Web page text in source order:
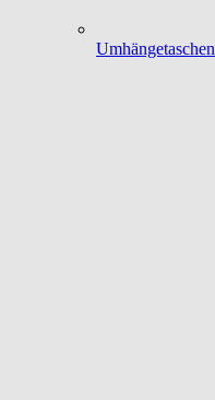
Umhängetaschen